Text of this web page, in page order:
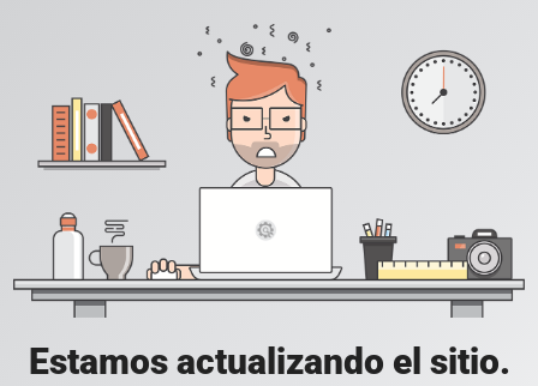
Estamos actualizando el sitio.